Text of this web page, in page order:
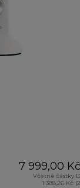
7 999,00 Kč
Včetně částky
1 388,26 Kč